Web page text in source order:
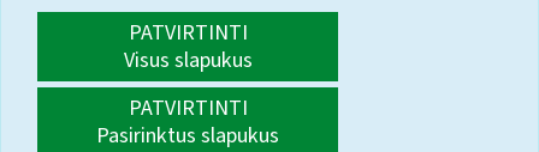
PATVIRTINTI
Visus slapukus
PATVIRTINTI
Pasirinktus slapukus